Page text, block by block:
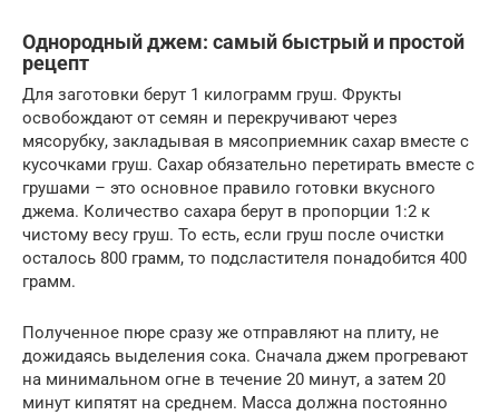
Однородный джем: самый быстрый и простой
рецепт
Для заготовки берут 1 килограмм груш. Фрукты
освобождают от семян и перекручивают через
мясорубку, закладывая в мясоприемник сахар вместе с
кусочками груш. Сахар обязательно перетирать вместе с
грушами – это основное правило готовки вкусного
джема. Количество сахара берут в пропорции 1:2 к
чистому весу груш. То есть, если груш после очистки
осталось 800 грамм, то подсластителя понадобится 400
грамм.
Полученное пюре сразу же отправляют на плиту, не
дожидаясь выделения сока. Сначала джем прогревают
на минимальном огне в течение 20 минут, а затем 20
минут кипятят на среднем. Масса должна постоянно